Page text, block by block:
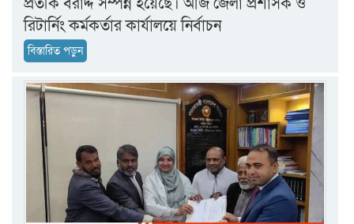
রিটার্নিং কর্মকর্তার কার্যালয়ে নির্বাচন
বিস্তারিত পড়ুন